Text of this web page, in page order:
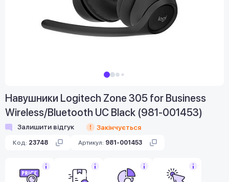
Навушники Logitech Zone 305 for Business
Wireless/Bluetooth UC Black (981-001453)
Залишити відгук Закінчується
Код: 23748 Артикул: 981-001453